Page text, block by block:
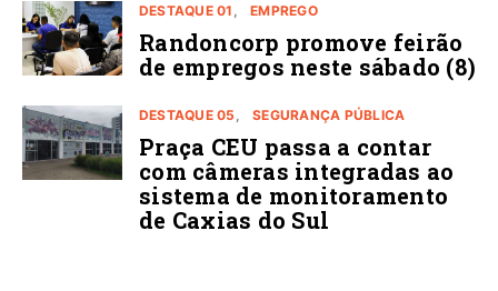
DESTAQUE 01 EMPREGO
Randoncorp promove feirão
de empregos neste sábado (8)
DESTAQUE 05 SEGURANÇA PÚBLICA
Praça CEU passa a contar
com câmeras integradas ao
sistema de monitoramento
de Caxias do Sul